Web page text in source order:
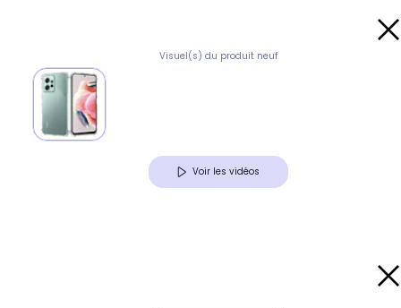
Visuel(s) du produit neuf
Voir les vidéos